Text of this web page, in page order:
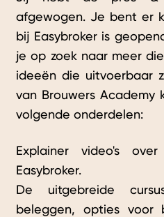
afgewogen. Je bent er
bij Easybroker is
je op zoek naar meer
ideeën die uitvoerbaar
van Brouwers
volgende onderdelen:
Explainer video's
Easybroker.
De uitgebreide
beleggen, opties voor